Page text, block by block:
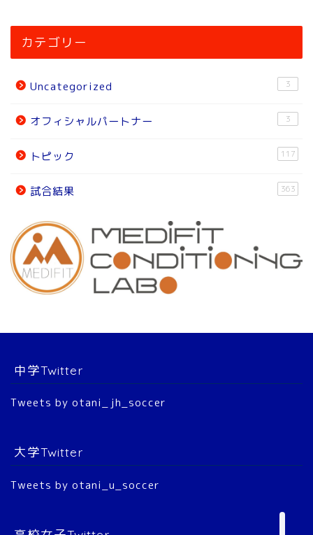
カテゴリー
Uncategorized 3
オフィシャルパートナー 3
トピック 117
試合結果 363
中学Twitter
Tweets by otani_jh_soccer
大学Twitter
Tweets by otani_u_soccer
ニュース
チーム紹介
チーム紹介
選 手